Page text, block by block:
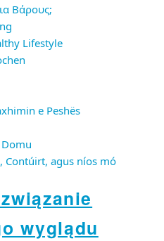
Βάρους;
Lifestyle
e Peshës
Contúirt, agus níos mó
wyglądu